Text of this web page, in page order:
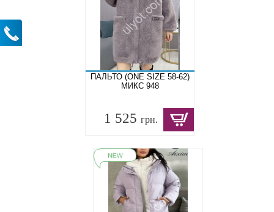
ПАЛЬТО (ONE SIZE 58-62)
МИКС 948
1 525грн.